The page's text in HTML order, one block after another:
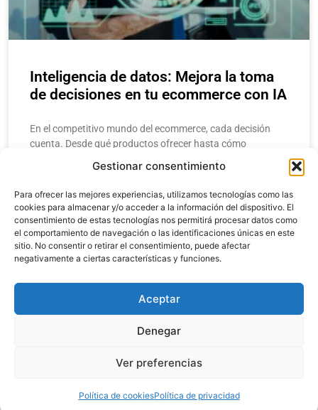
Gestionar consentimiento
Para ofrecer las mejores experiencias, utilizamos tecnologías como las
cookies para almacenar y/o acceder a la información del dispositivo. El
consentimiento de estas tecnologías nos permitirá procesar datos como
el comportamiento de navegación o las identificaciones únicas en este
sitio. No consentir o retirar el consentimiento, puede afectar
negativamente a ciertas características y funciones.
Aceptar
Denegar
Ver preferencias
Política de cookiesPolítica de privacidad
Inteligencia de datos: Mejora la toma
de decisiones en tu ecommerce con IA
En el competitivo mundo del ecommerce, cada decisión
cuenta. Desde qué productos ofrecer hasta cómo
estructurar una campaña de marketing, los
emprendedores y gerentes necesitan respuestas rápidas y
precisas. Aquí
LEER MÁS
enero 20, 2025